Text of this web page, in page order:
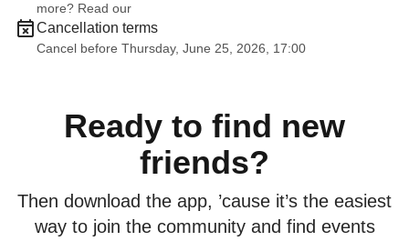
more? Read our
Cancellation terms
Cancel before Thursday, June 25, 2026, 17:00
Ready to find new
friends?
Then download the app, ’cause it’s the easiest
way to join the community and find events